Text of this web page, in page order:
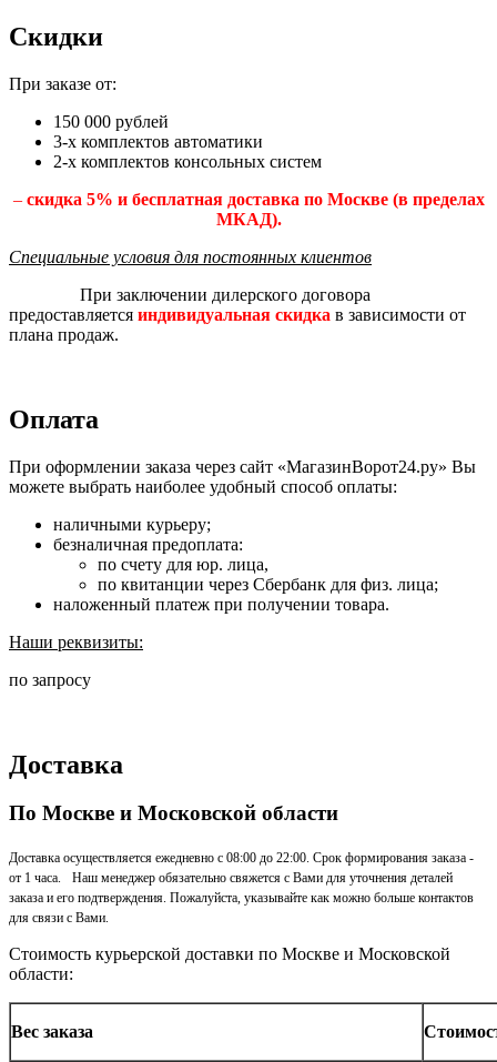
Скидки
При заказе от:
150 000 рублей
3-х комплектов автоматики
2-х комплектов консольных систем
– скидка 5% и бесплатная доставка по Москве (в пределах
МКАД).
Специальные условия для постоянных клиентов
При заключении дилерского договора
предоставляется индивидуальная скидка в зависимости от
плана продаж.
Оплата
При оформлении заказа через сайт «МагазинВорот24.ру» Вы
можете выбрать наиболее удобный способ оплаты:
наличными курьеру;
безналичная предоплата:
по счету для юр. лица,
по квитанции через Сбербанк для физ. лица;
наложенный платеж при получении товара.
Наши реквизиты:
по запросу
Доставка
По Москве и Московской области
Доставка осуществляется ежедневно с 08:00 до 22:00. Срок формирования заказа -
от 1 часа. Наш менеджер обязательно свяжется с Вами для уточнения деталей
заказа и его подтверждения. Пожалуйста, указывайте как можно больше контактов
для связи с Вами.
Стоимость курьерской доставки по Москве и Московской
области:
Вес заказа